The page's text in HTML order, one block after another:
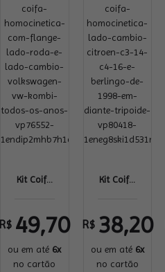
Kit Coif...
49,70
ou em até 6x
no cartão
Kit Coif...
R$ 38,20
ou em até 6x
no cartão